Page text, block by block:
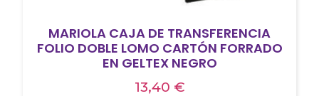
MARIOLA CAJA DE TRANSFERENCIA
FOLIO DOBLE LOMO CARTÓN FORRADO
EN GELTEX NEGRO
13,40 €